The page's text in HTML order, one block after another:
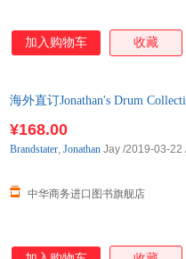
加入购物车 收藏
海外直订Jonathan's Drum
¥168.00
中华商务进口图书旗舰店
Brandstater, Jonathan Jay /2019-03-22